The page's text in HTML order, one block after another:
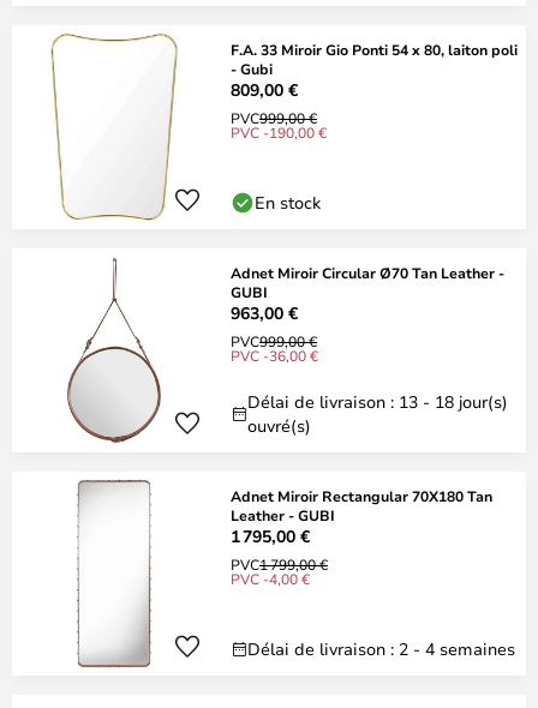
F.A. 33 Miroir Gio Ponti 54 x 80, laiton poli
- Gubi
809,00 €
PVC999,00 €
PVC -190,00 €
En stock
Adnet Miroir Circular Ø70 Tan Leather -
GUBI
963,00 €
PVC999,00 €
PVC -36,00 €
Délai de livraison : 13 - 18 jour(s)
ouvré(s)
Adnet Miroir Rectangular 70X180 Tan
Leather - GUBI
1 795,00 €
PVC1 799,00 €
PVC -4,00 €
Délai de livraison : 2 - 4 semaines